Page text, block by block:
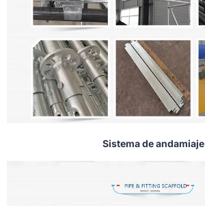
Sistema de andamiaje